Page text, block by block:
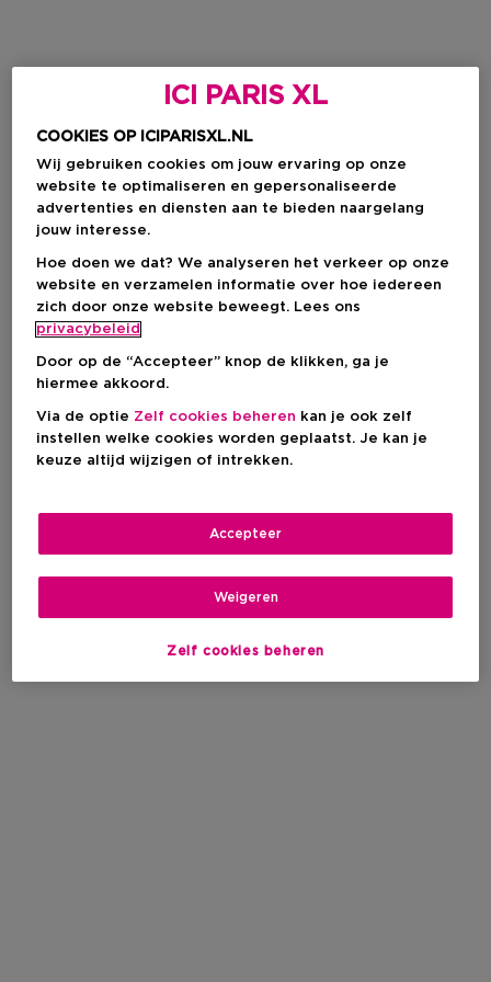
ICI PARIS XL
COOKIES OP ICIPARISXL.NL
Wij gebruiken cookies om jouw ervaring op onze
website te optimaliseren en gepersonaliseerde
advertenties en diensten aan te bieden naargelang
jouw interesse.
Hoe doen we dat? We analyseren het verkeer op onze
website en verzamelen informatie over hoe iedereen
zich door onze website beweegt. Lees ons
privacybeleid
Door op de “Accepteer” knop de klikken, ga je
hiermee akkoord.
Via de optie Zelf cookies beheren kan je ook zelf
instellen welke cookies worden geplaatst. Je kan je
keuze altijd wijzigen of intrekken.
Zelf cookies beheren
Weigeren
Accepteer